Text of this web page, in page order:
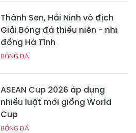
Thành Sen, Hải Ninh vô địch
Giải Bóng đá thiếu niên - nhi
đồng Hà Tĩnh
BÓNG ĐÁ
ASEAN Cup 2026 áp dụng
nhiều luật mới giống World
Cup
BÓNG ĐÁ